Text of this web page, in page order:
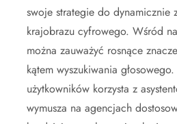
swoje strategie do dynamicznie
krajobrazu cyfrowego. Wśród
można zauważyć rosnące
kątem wyszukiwania
użytkowników korzysta z
wymusza na agencjach